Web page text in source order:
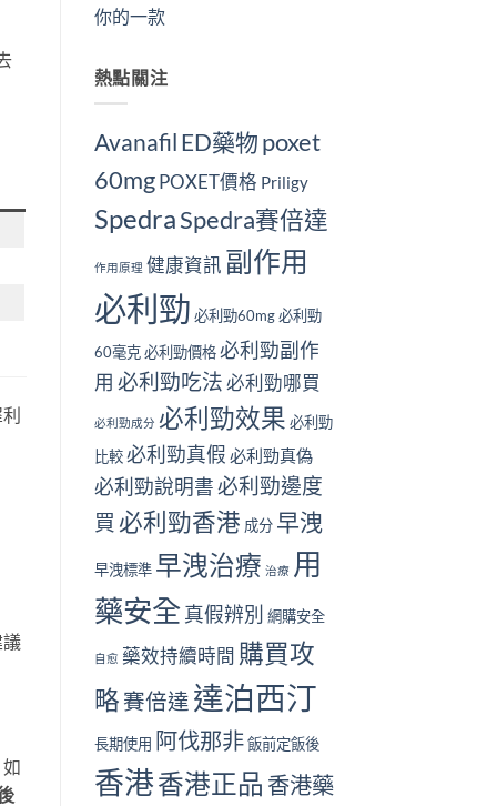
你的一款
熱點關注
Avanafil ED藥物 poxet
60mg POXET價格 Priligy
SpedraSpedra賽倍達
作用原理 健康資訊 副作用
必利勁 必利勁60mg 必利勁
60毫克 必利勁價格 必利勁副作
用 必利勁吃法 必利勁哪買
必利勁成分 必利勁效果 必利勁
比較 必利勁真假 必利勁真偽
必利勁說明書必利勁邊度
買 必利勁香港 成分 早洩
早洩標準 早洩治療 治療 用
藥安全 真假辨別 網購安全
自愈 藥效持續時間 購買攻
略 賽倍達 達泊西汀
長期使用 阿伐那非 飯前定飯後
香港香港正品 香港藥